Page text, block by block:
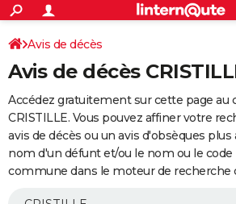
ACTUALITÉS
Politique
Société
Faits Divers
Education
Monde
Villes
+
SPORT
Coupe du monde 2026
Football
Tennis
Cyclisme
Rugby
Forum
Programme TV
TNT
Streaming
Cinéma
Sorties cinéma
Musique
+
FINANCE
Retraite
Epargne
Immobilier
Risques naturels par ville
Banque
Assurance
AUTO
Essais
Réserver un essai
Citadines
Berlines
SUV
Forum auto
+
Avis de décès
Avis de décès
Accédez gratuitement sur cette page au
CRISTILLE. Vous pouvez affiner votre
avis de décès ou un avis d'obsèques
nom d'un défunt et/ou le nom ou le code
commune dans le moteur de recherche